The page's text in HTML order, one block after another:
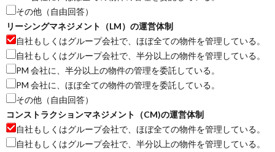
その他（自由回答）
リーシングマネジメント（LM）の運営体制
自社もしくはグループ会社で、ほぼ全ての物件を管理している。
自社もしくはグループ会社で、半分以上の物件を管理している。
PM 会社に、半分以上の物件の管理を委託している。
PM 会社に、ほぼ全ての物件の管理を委託している。
その他（自由回答）
コンストラクションマネジメント（CM)の運営体制
自社もしくはグループ会社で、ほぼ全ての物件を管理している。
自社もしくはグループ会社で、半分以上の物件を管理している。